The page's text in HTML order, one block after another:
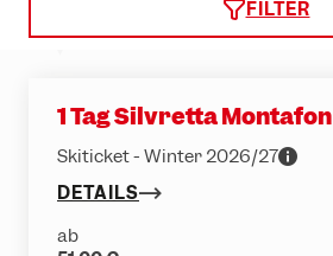
Winterwandern
FILTER
1 Tag Silvretta Montafon
Skiticket - Winter 2026/27
DETAILS
ab